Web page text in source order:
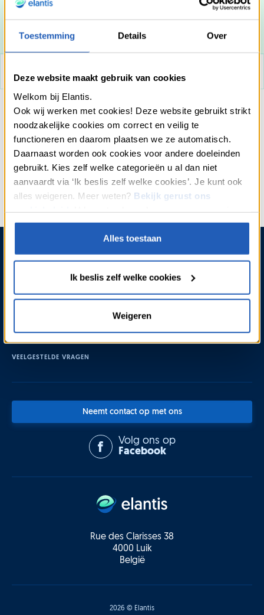
Toestemming Details Over
Deze website maakt gebruik van cookies
Welkom bij Elantis.
Ook wij werken met cookies! Deze website gebruikt strikt
noodzakelijke cookies om correct en veilig te
functioneren en daarom plaatsen we ze automatisch.
Daarnaast worden ook cookies voor andere doeleinden
gebruikt. Kies zelf welke categorieën u al dan niet
aanvaardt via ‘Ik beslis zelf welke cookies’. Je kunt ook
alles weigeren. Meer weten? Bekijk gerust ons
“Cookies” onderaan onze webpagina’s.
Alles toestaan
Ik beslis zelf welke cookies
Weigeren
Meer weten over de renovatielening werken
HULP RAAD
debetrente: 6,5 %) voor een lening op afbetaling van 20.001 € voor een
duurtijd van 120 maanden (aantal betalingen: 120). De maandlast
(termijnbedrag) bedraagt225,22 €voor een totaal terug te betalen
bedrag van 27.026,40 € (hetzij 120 X 225,22 €).
Lening op afbetaling, onderworpen aan Boek VII (titel 4 hoofstuk 1) van het
Wetboek van Economisch Recht
Rue des Clarisses 38
4000 Luik
België
VEELGESTELDE VRAGEN
PROSPECTUS
ONZE
Neemt contact op met ons
Volg ons op
Facebook
2026 © Elantis